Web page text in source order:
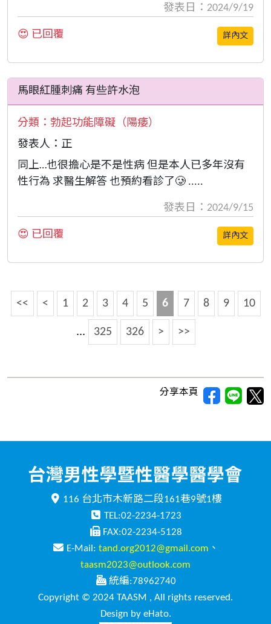
發表日：2024/9/19
😍 已回覆 詳內文
馬眼紅腫刺痛 有些許水泡
分類： 勃起功能障礙（陽痿）
發表人：正
同上…也很擔心是不是性病 但是本人已多年沒有
性行為 求醫生解答 也預約看診了🥲 .....
發表日：2024/9/15
😍 已回覆 詳內文
<< < 1 2 3 4 5 6 7 8 9 10
... 325 326 > >>
分享本頁
116 台北市木新路二段161巷9號1樓
TEL:02-2234-1723
FAX:02-2234-5128
E-Mail: tand.org2012@gmail.com 、
taasm2023@outlook.com
統編:78962740
Copyright © 2024 TAASM , All rights reserved.
Design by eHato.